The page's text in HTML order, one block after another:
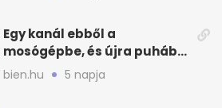
Egy kanál ebből a
mosógépbe, és újra puhább
lesz a törölköző
bien.hu 5 napja